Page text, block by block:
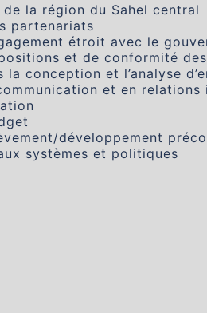
la région du Sahel central
partenariats
étroit avec le
et de conformité
conception et l’analyse
et en relations
développement
systèmes et politiques